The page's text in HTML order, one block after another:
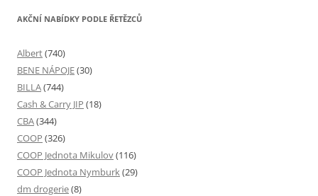
AKČNÍ NABÍDKY PODLE ŘETĚZCŮ
Albert(740)
BENE NÁPOJE(30)
BILLA(744)
Cash & Carry JIP (18)
CBA(344)
COOP (326)
COOP Jednota Mikulov(116)
COOP Jednota Nymburk(29)
dm drogerie(8)